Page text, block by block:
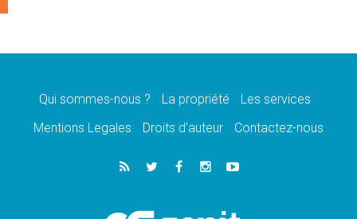
07.08.2026
07.08.2026
en France
Cardinal Rossi: «La venue du Pape Léon en
Argentine est un hommage à François»
Hiroshima et Nagasaki, 81 ans après,
Qui sommes-nous ? La propriété
Les services
Mentions Legales
Droits d’auteur Contactez-nous